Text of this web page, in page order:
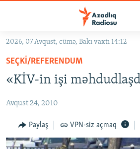
Əsas
qayıt
Əsas
qayıt
GÜNDƏM
#İZAHLA
KORRUPSIOMETR
#ƏSLINDƏ
FƏRQƏ BAX
QANUNI DOĞRU
2026, 07 Avqust, cümə, Bakı vaxtı 14:12
SEÇKI/REFERENDUM
«KİV-in işi
Avqust 24, 2010
Paylaş VPN-siz açmaq